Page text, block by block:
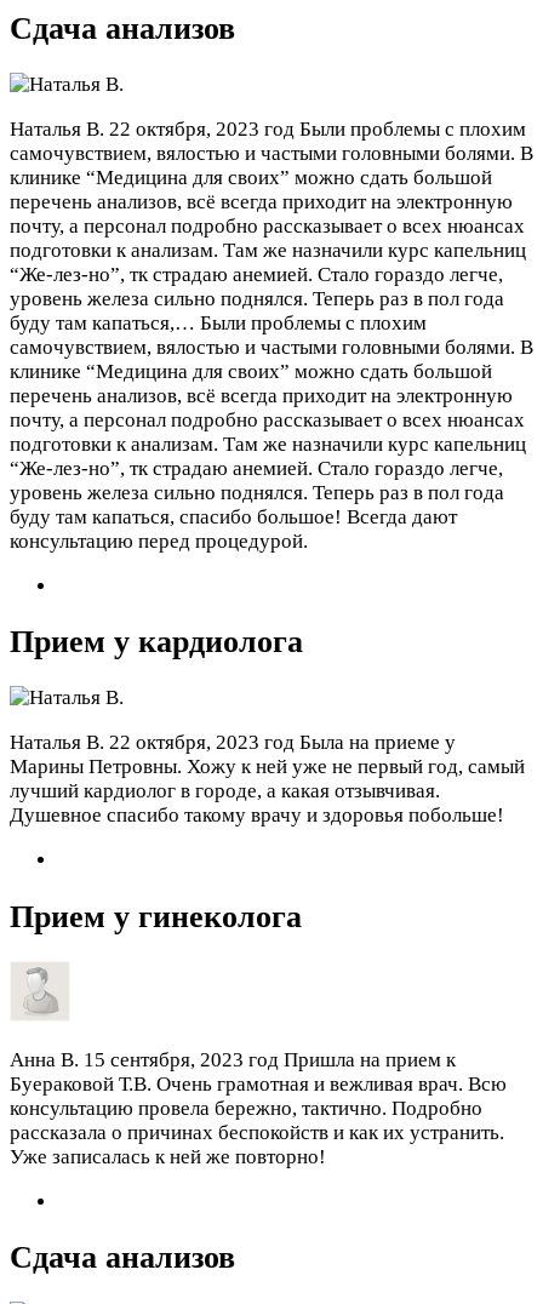
Сдача анализов
Наталья В. 22 октября, 2023 год Были проблемы с плохим
самочувствием, вялостью и частыми головными болями. В
клинике “Медицина для своих” можно сдать большой
перечень анализов, всё всегда приходит на электронную
почту, а персонал подробно рассказывает о всех нюансах
подготовки к анализам. Там же назначили курс капельниц
“Же-лез-но”, тк страдаю анемией. Стало гораздо легче,
уровень железа сильно поднялся. Теперь раз в пол года
буду там капаться,… Были проблемы с плохим
самочувствием, вялостью и частыми головными болями. В
клинике “Медицина для своих” можно сдать большой
перечень анализов, всё всегда приходит на электронную
почту, а персонал подробно рассказывает о всех нюансах
подготовки к анализам. Там же назначили курс капельниц
“Же-лез-но”, тк страдаю анемией. Стало гораздо легче,
уровень железа сильно поднялся. Теперь раз в пол года
буду там капаться, спасибо большое! Всегда дают
консультацию перед процедурой.
Прием у кардиолога
Наталья В. 22 октября, 2023 год Была на приеме у
Марины Петровны. Хожу к ней уже не первый год, самый
лучший кардиолог в городе, а какая отзывчивая.
Душевное спасибо такому врачу и здоровья побольше!
Прием у гинеколога
Анна В. 15 сентября, 2023 год Пришла на прием к
Буераковой Т.В. Очень грамотная и вежливая врач. Всю
консультацию провела бережно, тактично. Подробно
рассказала о причинах беспокойств и как их устранить.
Уже записалась к ней же повторно!
Сдача анализов